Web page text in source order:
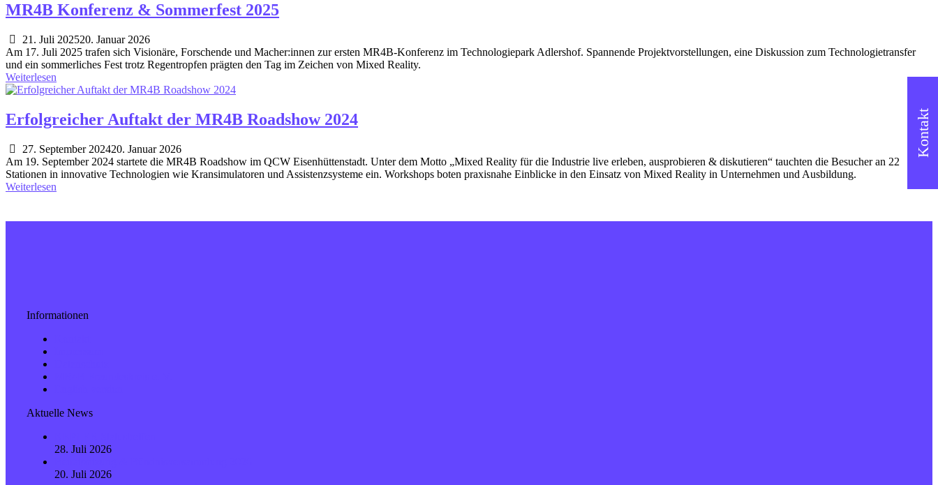
MR4B Konferenz & Sommerfest 2025
21. Juli 202520. Januar 2026
Am 17. Juli 2025 trafen sich Visionäre, Forschende und Macher:innen zur ersten MR4B-Konferenz im Technologiepark Adlershof. Spannende Projektvorstellungen, eine Diskussion zum Technologietransfer
und ein sommerliches Fest trotz Regentropfen prägten den Tag im Zeichen von Mixed Reality.
Weiterlesen
Erfolgreicher Auftakt der MR4B Roadshow 2024
27. September 202420. Januar 2026
Am 19. September 2024 startete die MR4B Roadshow im QCW Eisenhüttenstadt. Unter dem Motto „Mixed Reality für die Industrie live erleben, ausprobieren & diskutieren“ tauchten die Besucher an 22
Stationen in innovative Technologien wie Kransimulatoren und Assistenzsysteme ein. Workshops boten praxisnahe Einblicke in den Einsatz von Mixed Reality in Unternehmen und Ausbildung.
Weiterlesen
Informationen
Aktuelle News
28. Juli 2026
20. Juli 2026
Kontakt